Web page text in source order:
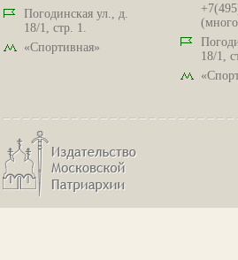
Погодинская ул., д.
18/1, стр. 1.
«Спортивная»
18/1,